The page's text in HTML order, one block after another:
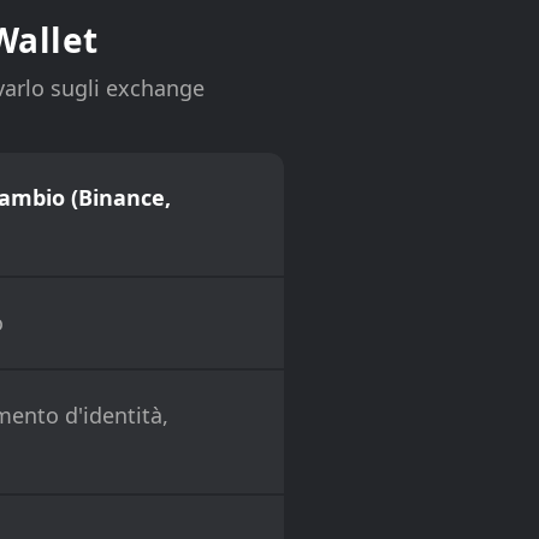
sugli exchange
(Binance,
d'identità,